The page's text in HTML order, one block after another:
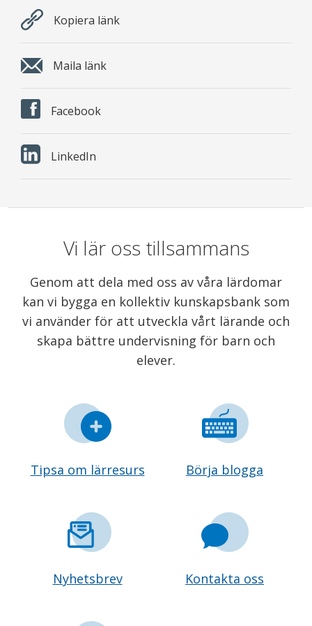
Kopiera länk
Maila länk
Facebook
LinkedIn
Vi lär oss tillsammans
Genom att dela med oss av våra lärdomar
kan vi bygga en kollektiv kunskapsbank som
vi använder för att utveckla vårt lärande och
skapa bättre undervisning för barn och
elever.
Tipsa om lärresurs Börja blogga
Nyhetsbrev Kontakta oss